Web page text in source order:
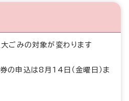
ごみの対象が変わります
の申込は8月14日（金曜日）ま